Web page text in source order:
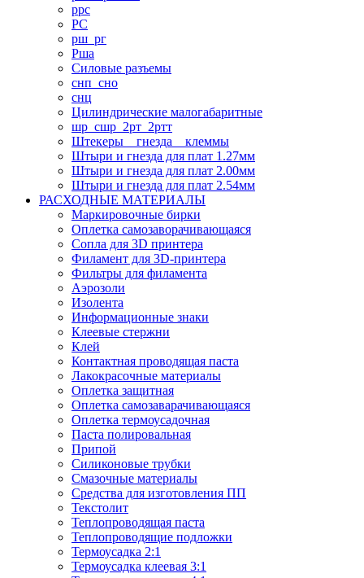
ррс
РС
рш_рг
Рша
Силовые разъемы
снп_сно
снц
Цилиндрические малогабаритные
шр_сшр_2рт_2ртт
Штекеры _ гнезда _ клеммы
Штыри и гнезда для плат 1.27мм
Штыри и гнезда для плат 2.00мм
Штыри и гнезда для плат 2.54мм
РАСХОДНЫЕ МАТЕРИАЛЫ
Маркировочные бирки
Оплетка самозаворачивающаяся
Сопла для 3D принтера
Филамент для 3D-принтера
Фильтры для филамента
Аэрозоли
Изолента
Информационные знаки
Клеевые стержни
Клей
Контактная проводящая паста
Лакокрасочные материалы
Оплетка защитная
Оплетка самозаварачивающаяся
Оплетка термоусадочная
Паста полировальная
Припой
Силиконовые трубки
Смазочные материалы
Средства для изготовления ПП
Текстолит
Теплопроводящая паста
Теплопроводящие подложки
Термоусадка 2:1
Термоусадка клеевая 3:1